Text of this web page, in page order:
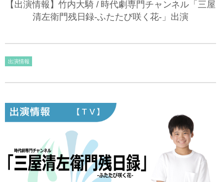
【出演情報】竹内大騎 / 時代劇専門チャンネル「三屋
清左衛門残日録-ふたたび咲く花-」出演
出演情報